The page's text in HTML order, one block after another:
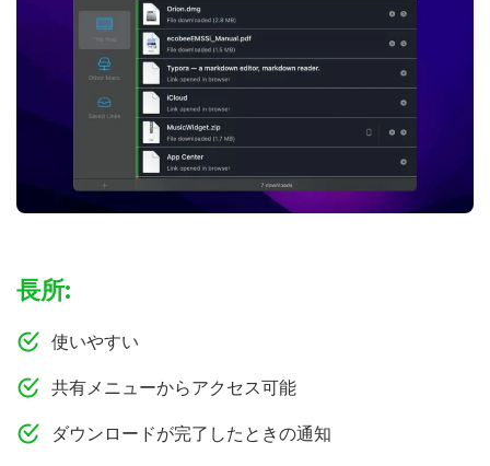
長所:
使いやすい
共有メニューからアクセス可能
ダウンロードが完了したときの通知